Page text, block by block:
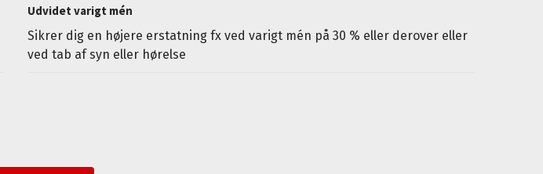
Udvidet varigt mén
Sikrer dig en højere erstatning fx ved varigt mén på 30 % eller derover eller
ved tab af syn eller hørelse